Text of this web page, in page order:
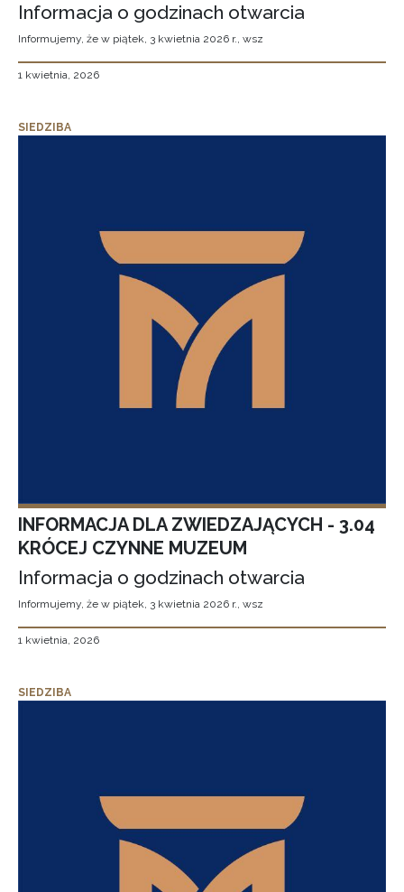
Informacja o godzinach otwarcia
Informujemy, że w piątek, 3 kwietnia 2026 r., wsz
1 kwietnia, 2026
SIEDZIBA
INFORMACJA DLA ZWIEDZAJĄCYCH - 3.04
KRÓCEJ CZYNNE MUZEUM
Informacja o godzinach otwarcia
Informujemy, że w piątek, 3 kwietnia 2026 r., wsz
1 kwietnia, 2026
SIEDZIBA